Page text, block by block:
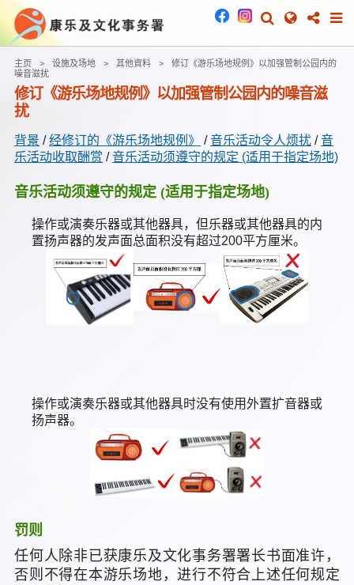
主页 设施及场地 其他資料
修订《游乐场地规例》以加强管制公园内的
噪音滋扰
修订《游乐场地规例》以加强管制公园内的噪音滋
扰
背景 /经修订的《游乐场地规例》 /音乐活动令人烦扰 /音
乐活动收取酬赏 /音乐活动须遵守的规定 (适用于指定场地)
音乐活动须遵守的规定 (适用于指定场地)
操作或演奏乐器或其他器具，但乐器或其他器具的内
置扬声器的发声面总面积没有超过200平方厘米。
操作或演奏乐器或其他器具时没有使用外置扩音器或
扬声器。
罚则
任何人除非已获康乐及文化事务署署长书面准许，
否则不得在本游乐场地，进行不符合上述任何规定